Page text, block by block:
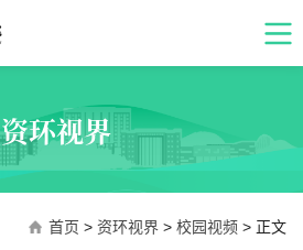
资环视界
首页 > 资环视界 > 校园视频 > 正文